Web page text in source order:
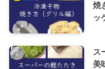
焼
ッ
ス
美